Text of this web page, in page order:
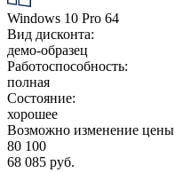
Windows 10 Pro 64
Вид дисконта:
демо-образец
Работоспособность:
полная
Состояние:
хорошее
Возможно изменение цены
80 100
68 085 руб.